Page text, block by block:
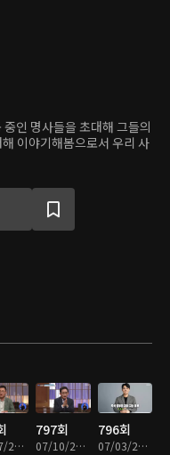
인 명사들을 초대해 그들의
이야기해봄으로서 우리 사
07/17/2026 • 43분
797회
07/10/2026 • 43분
796회
07/03/2026 • 43분